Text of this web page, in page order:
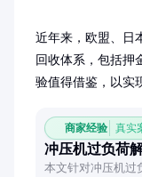
近年来，欧盟、日
回收体系，包括押
验值得借鉴，以实
商家经验 真实
冲压机过负荷
本文针对冲压机过